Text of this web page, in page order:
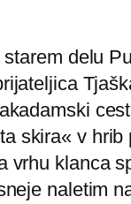
delu
skira« v
vrhu klanca
naletim